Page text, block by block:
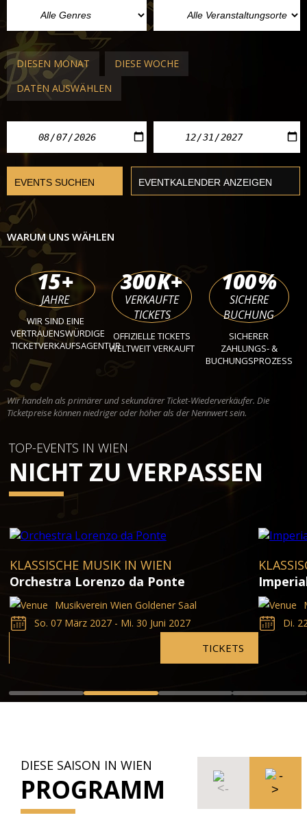
DIESEN MONAT
DIESE WOCHE
DATEN AUSWÄHLEN
WARUM UNS WÄHLEN
15+
JAHRE
WIR SIND EINE
VERTRAUENSWÜRDIGE
TICKETVERKAUFSAGENTUR
300K+
VERKAUFTE
TICKETS
OFFIZIELLE TICKETS
WELTWEIT VERKAUFT
100%
SICHERE
BUCHUNG
SICHERER
ZAHLUNGS- &
BUCHUNGSPROZESS
Wir handeln als primärer und sekundärer Ticket-Wiederverkäufer. Die
Ticketpreise können niedriger oder höher als der Nennwert sein.
TOP-EVENTS IN WIEN
NICHT ZU VERPASSEN
KLASSISCHE MUSIK IN WIEN
Orchestra Lorenzo da Ponte
Musikverein Wien Goldener Saal
So. 07 März 2027 - Mi. 30 Juni 2027
TICKETS
Di.
DIESE SAISON IN WIEN
PROGRAMM